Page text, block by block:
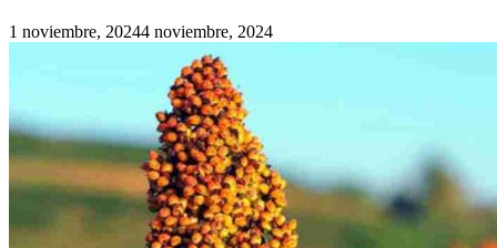
1 noviembre, 20244 noviembre, 2024